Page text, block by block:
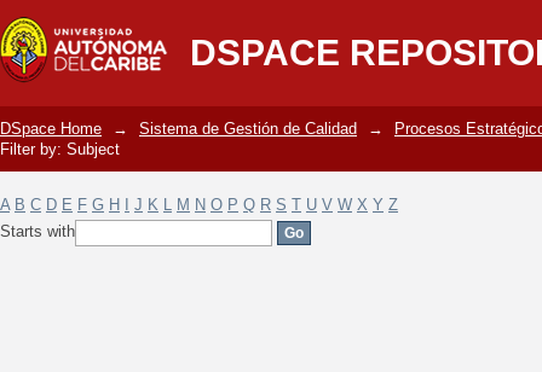
DSPACE
Filter by: Subject
DSpace Home → Sistema de Gestión de Calidad →
Procesos
Filter by: Subject
A B C D E F G H J K L M N O P Q R S T U V W X Y Z
Starts with